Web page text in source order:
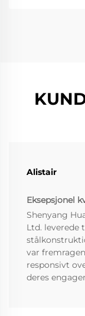
Alistair
Eksepsjonel
Shenyang
Ltd. leverede
var
responsivt
deres